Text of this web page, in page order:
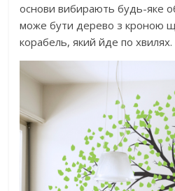
основи вибирають будь-яке
може бути дерево з кроною
корабель, який йде по хвилях.